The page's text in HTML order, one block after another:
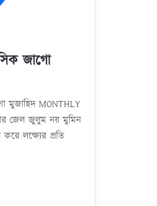
জাগো
মুজাহিদ MONTHLY
জেল জুলুম নয় মুমিন
লক্ষ্যের প্রতি